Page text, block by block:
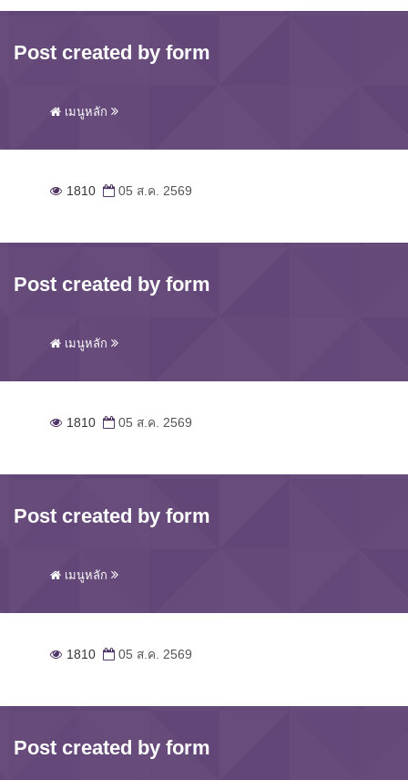
Post created by form
เมนูหลัก
1810 05 ส.ค. 2569
Post created by form
เมนูหลัก
1810 05 ส.ค. 2569
Post created by form
เมนูหลัก
1810 05 ส.ค. 2569
Post created by form